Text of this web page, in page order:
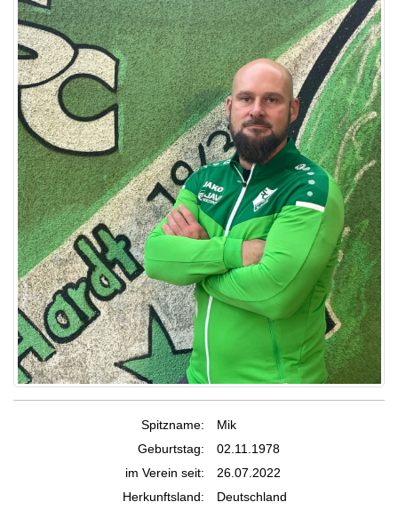
Spitzname:
Mik
Geburtstag:
02.11.1978
im Verein seit:
26.07.2022
Herkunftsland:
Deutschland